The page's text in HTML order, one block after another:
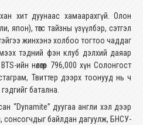
хит дуунаас хамаарахгүй. Олон
япон), төгс тайзны үзүүлбэр, сэтгэл
жинхэнэ холбоо тогтоо чаддаг
тэдний фэн клуб дэлхий даяар
ийн нөлөөгөөр 796,000 хүн Солонгост
Твиттер дээрх тоонууд нь ч
батална.
“Dynamite” дуугаа англи хэл дээр
сонсогчдыг байлдан дагуулж, БНСУ-